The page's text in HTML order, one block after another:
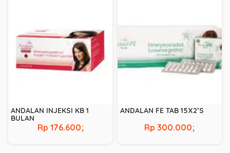
ANDALAN INJEKSI KB 1
BULAN
Rp 176.600;
ANDALAN FE TAB 15X2’S
Rp 300.000;